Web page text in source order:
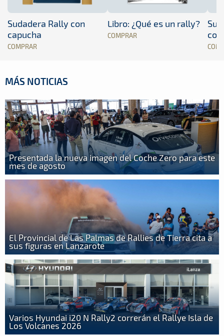
Sudadera Rally con
capucha
COMPRAR
Libro: ¿Qué es un rally?
COMPRAR
MÁS NOTICIAS
Presentada la nueva imagen del Coche Zero para este
mes de agosto
El Provincial de Las Palmas de Rallies de Tierra cita a
sus figuras en Lanzarote
Varios Hyundai i20 N Rally2 correrán el Rallye Isla de
Los Volcanes 2026